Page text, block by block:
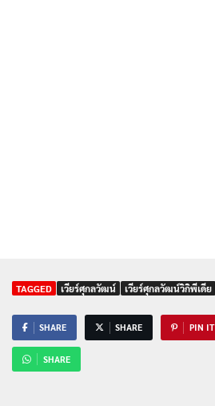
TAGGED เวียร์ศุกลวัฒน์ เวียร์ศุกลวัฒน์วิกิพีเดีย
SHARE SHARE PIN IT
SHARE